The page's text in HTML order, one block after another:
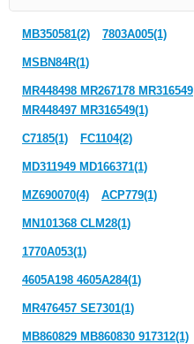
MB350581(2) 7803A005(1)
MSBN84R(1)
MR448498 MR267178 MR316549
MR448497 MR316549(1)
C7185(1) FC1104(2)
MD311949 MD166371(1)
MZ690070(4) ACP779(1)
MN101368 CLM28(1)
1770A053(1)
4605A198 4605A284(1)
MR476457 SE7301(1)
MB860829 MB860830 917312(1)